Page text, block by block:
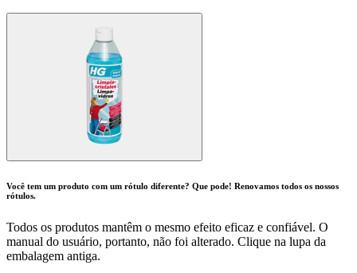
Você tem um produto com um rótulo diferente? Que pode! Renovamos todos os nossos
rótulos.
Todos os produtos mantêm o mesmo efeito eficaz e confiável. O
manual do usuário, portanto, não foi alterado. Clique na lupa da
embalagem antiga.